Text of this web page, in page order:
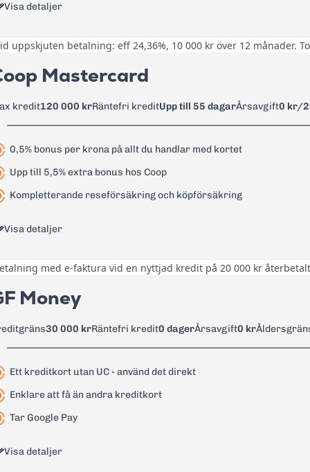
60 kr
Visa detaljer
Välj att ha 0,5% CashPoints eller
Reseförsäkring med
0 kr
22,00%
24,36%
Läs mer om Bank Norwegian kreditkort Visa →
uppskjuten betalning: eff 24,36%, 10 000 kr över 12 månader.
Mastercard
kredit120 000 krRäntefri kreditUpp till 55 dagarÅrsavgift0 kr/
0,5% bonus per krona på allt du handlar med kortet
Upp till 5,5% extra bonus hos Coop
Kompletterande reseförsäkring och köpförsäkring
Visa detaljer
0,5 poäng per krona på allt du
allriskförsäkring, prisgaranti och
0 kr första året därefter 295 kr/
18,95%
1920%
med e-faktura vid en nyttjad kredit på 20 000 kr
Money
30 000 krRäntefri kredit0 dagerÅrsavgift0 kr
Ett kreditkort utan UC - använd det direkt
Enklare att få än andra kreditkort
Tar Google Pay
Visa detaljer